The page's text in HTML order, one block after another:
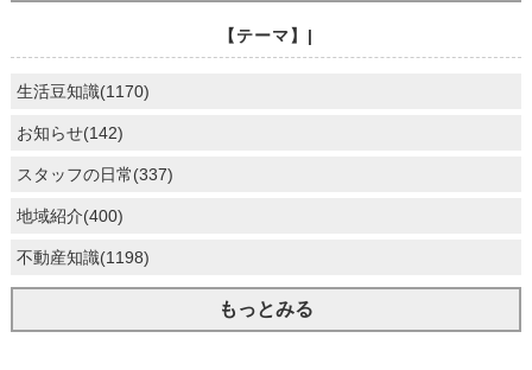
【テーマ】|
生活豆知識(1170)
お知らせ(142)
スタッフの日常(337)
地域紹介(400)
不動産知識(1198)
もっとみる